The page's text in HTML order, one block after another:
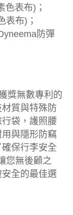
表布)；
表布)；
防彈
獎無數專利的
質與特殊防
袋，護照腰
與隱形防竊
保行李安全
您無後顧之
全的最佳選